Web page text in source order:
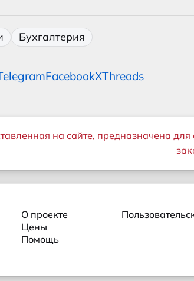
Бухгалтерия
FacebookXThreads
на сайте, предназначена
ссылки
О проекте
Цены
Помощь